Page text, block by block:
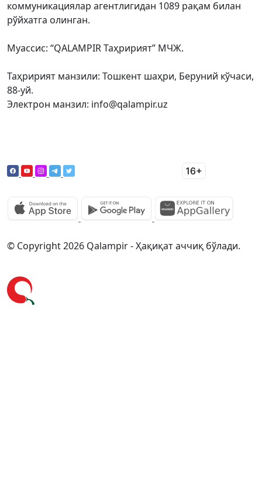
коммуникациялар агентлигидан 1089 рақам билан
рўйхатга олинган.
Муассис: “QALAMPIR Таҳририят” МЧЖ.
Таҳририят манзили: Тошкент шаҳри, Беруний кўчаси,
88-уй.
Электрон манзил: info@qalampir.uz
© Copyright 2026 Qalampir - Ҳақиқат аччиқ бўлади.